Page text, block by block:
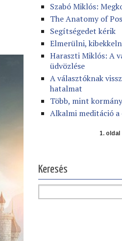
Szabó Miklós:
The Anatomy of
Segítségedet kérik
Elmerülni,
Haraszti Miklós: A
üdvözlése
A választóknak
hatalmat
Több, mint
Alkalmi meditáció
1. oldal
Keresés